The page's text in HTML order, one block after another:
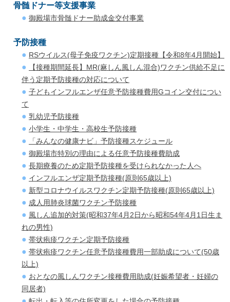
骨髄ドナー等支援事業
御殿場市骨髄ドナー助成金交付事業
予防接種
RSウイルス(母子免疫ワクチン)定期接種【令和8年4月開始】
【接種期間延長】MR(麻しん風しん混合)ワクチン供給不足に
伴う定期予防接種の対応について
子どもインフルエンザ任意予防接種費用Gコイン交付につい
て
乳幼児予防接種
小学生・中学生・高校生予防接種
「みんなの健康ナビ」予防接種スケジュール
御殿場市特別の理由による任意予防接種費助成
長期療養のため定期予防接種を受けられなかった人へ
インフルエンザ定期予防接種(原則65歳以上)
新型コロナウイルスワクチン定期予防接種(原則65歳以上)
成人用肺炎球菌ワクチン予防接種
風しん追加的対策(昭和37年4月2日から昭和54年4月1日生ま
れの男性)
帯状疱疹ワクチン定期予防接種
帯状疱疹ワクチン任意予防接種費用一部助成について(50歳
以上)
おとなの風しんワクチン接種費用助成(妊娠希望者・妊婦の
同居者)